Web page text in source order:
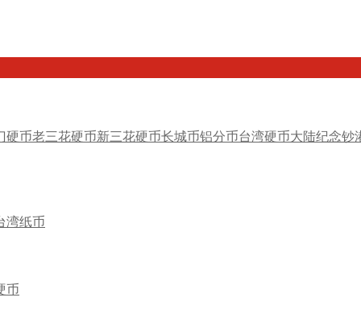
硬币老三花硬币新三花硬币长城币铝分币台湾硬币大陆纪念钞
湾纸币
币